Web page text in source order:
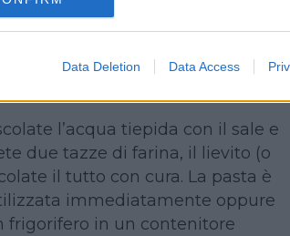
Data Deletion Data Access
l’acqua tiepida con il sale e
due tazze di farina, il lievito (o
il tutto con cura. La pasta è
immediatamente oppure
frigorifero in un contenitore